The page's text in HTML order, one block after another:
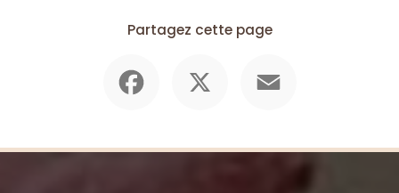
Partagez cette page